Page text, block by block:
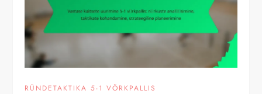
RÜNDETAKTIKA 5-1 VÕRKPALLIS